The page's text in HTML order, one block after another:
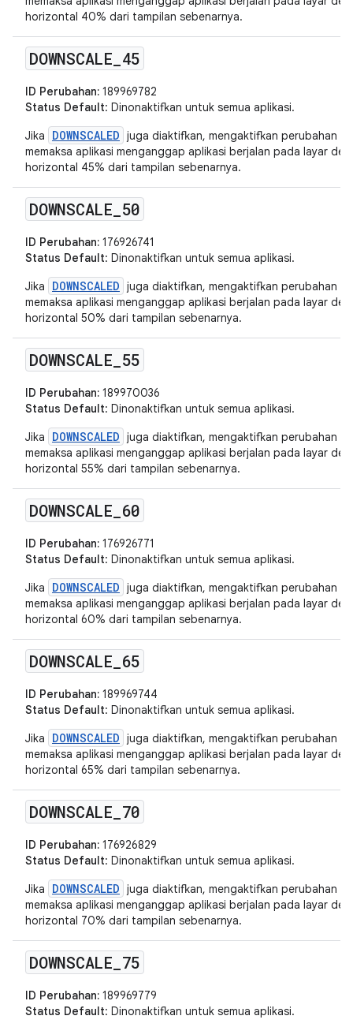
horizontal 40% dari tampilan sebenarnya.
DOWNSCALE 45
ID Perubahan: 189969782
Status Default: Dinonaktifkan untuk semua aplikasi.
Jika
DOWNSCALED juga diaktifkan, mengaktifkan perubahan
memaksa aplikasi menganggap aplikasi berjalan pada layar
horizontal 45% dari tampilan sebenarnya.
DOWNSCALE 50
ID Perubahan: 176926741
Status Default: Dinonaktifkan untuk semua aplikasi.
Jika
DOWNSCALED juga diaktifkan, mengaktifkan perubahan
memaksa aplikasi menganggap aplikasi berjalan pada layar
horizontal 50% dari tampilan sebenarnya.
DOWNSCALE 55
ID Perubahan: 189970036
Status Default: Dinonaktifkan untuk semua aplikasi.
Jika
DOWNSCALED juga diaktifkan, mengaktifkan perubahan
memaksa aplikasi menganggap aplikasi berjalan pada layar
horizontal 55% dari tampilan sebenarnya.
DOWNSCALE 60
ID Perubahan: 176926771
Status Default: Dinonaktifkan untuk semua aplikasi.
Jika
DOWNSCALED juga diaktifkan, mengaktifkan perubahan
memaksa aplikasi menganggap aplikasi berjalan pada layar
horizontal 60% dari tampilan sebenarnya.
DOWNSCALE 65
ID Perubahan: 189969744
Status Default: Dinonaktifkan untuk semua aplikasi.
Jika
DOWNSCALED juga diaktifkan, mengaktifkan perubahan
memaksa aplikasi menganggap aplikasi berjalan pada layar
horizontal 65% dari tampilan sebenarnya.
DOWNSCALE 70
ID Perubahan: 176926829
Status Default: Dinonaktifkan untuk semua aplikasi.
Jika
DOWNSCALED juga diaktifkan, mengaktifkan perubahan
memaksa aplikasi menganggap aplikasi berjalan pada layar
horizontal 70% dari tampilan sebenarnya.
DOWNSCALE 75
ID Perubahan: 189969779
Status Default: Dinonaktifkan untuk semua aplikasi.